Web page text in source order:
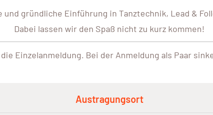
gründliche Einführung in Tanztechnik, Lead &
Dabei lassen wir den Spaß nicht zu kurz kommen!
Einzelanmeldung. Bei der Anmeldung als Paar
Austragungsort